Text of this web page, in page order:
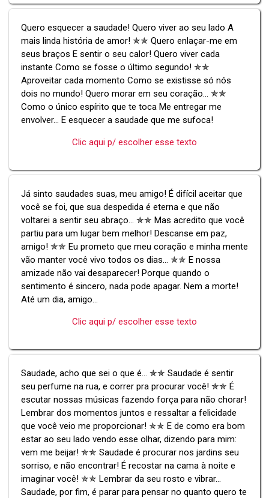
Quero esquecer a saudade! Quero viver ao seu lado A
mais linda história de amor! ✯✯ Quero enlaçar-me em
seus braços E sentir o seu calor! Quero viver cada
instante Como se fosse o último segundo! ✯✯
Aproveitar cada momento Como se existisse só nós
dois no mundo! Quero morar em seu coração... ✯✯
Como o único espírito que te toca Me entregar me
envolver... E esquecer a saudade que me sufoca!
Clic aqui p/ escolher esse texto
Já sinto saudades suas, meu amigo! É difícil aceitar que
você se foi, que sua despedida é eterna e que não
voltarei a sentir seu abraço... ✯✯ Mas acredito que você
partiu para um lugar bem melhor! Descanse em paz,
amigo! ✯✯ Eu prometo que meu coração e minha mente
vão manter você vivo todos os dias... ✯✯ E nossa
amizade não vai desaparecer! Porque quando o
sentimento é sincero, nada pode apagar. Nem a morte!
Até um dia, amigo...
Clic aqui p/ escolher esse texto
Saudade, acho que sei o que é... ✯✯ Saudade é sentir
seu perfume na rua, e correr pra procurar você! ✯✯ É
escutar nossas músicas fazendo força para não chorar!
Lembrar dos momentos juntos e ressaltar a felicidade
que você veio me proporcionar! ✯✯ E de como era bom
estar ao seu lado vendo esse olhar, dizendo para mim:
vem me beijar! ✯✯ Saudade é procurar nos jardins seu
sorriso, e não encontrar! É recostar na cama à noite e
imaginar você! ✯✯ Lembrar da seu rosto e vibrar...
Saudade, por fim, é parar para pensar no quanto quero te